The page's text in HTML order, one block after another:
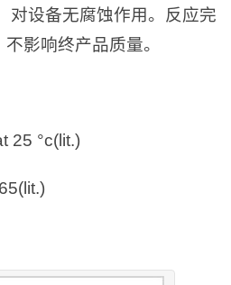
对设备无腐蚀作用。反应完
影响终产品质量。
25 °c(lit.)